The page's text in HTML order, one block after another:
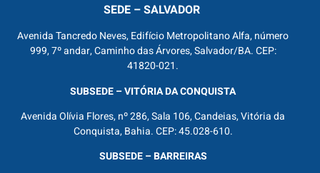
SEDE – SALVADOR
Avenida Tancredo Neves, Edifício Metropolitano Alfa, número
999, 7º andar, Caminho das Árvores, Salvador/BA. CEP:
41820-021.
SUBSEDE – VITÓRIA DA CONQUISTA
Avenida Olívia Flores, nº 286, Sala 106, Candeias, Vitória da
Conquista, Bahia. CEP: 45.028-610.
SUBSEDE – BARREIRAS